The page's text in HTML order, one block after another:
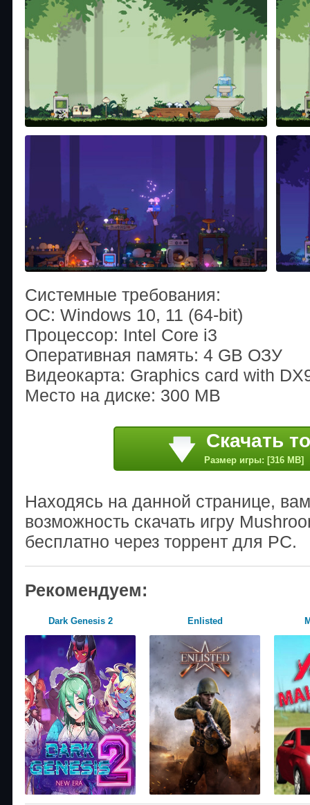
Системные требования:
ОС: Windows 10, 11 (64-bit)
Процессор: Intel Core i3
Оперативная память: 4 GB ОЗУ
Видеокарта: Graphics card with
Место на диске: 300 MB
Скачать
Размер игры: [316 MB]
Находясь на данной странице,
возможность скачать игру
бесплатно через торрент для PC.
Рекомендуем:
Dark Genesis 2 Enlisted